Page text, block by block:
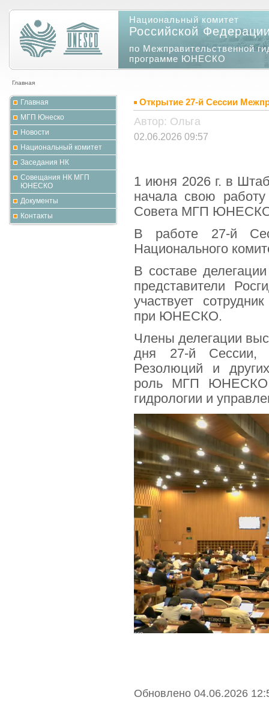
Национальный комитет
Российской
по Межправительственной
программе ЮНЕСКО
Главная
Главная
МГП Юнеско
Новости
Национальный комитет
Заседания НК
Совещания НК МГП
ЮНЕСКО
Документы
Контакты
Открытие 27-й Сессии
Автор: Ольга
02.06.2026 09:57
1 июня 2026 г. в
начала свою
Совета МГП
В работе 27-й
Национального
В составе
представители
участвует
при ЮНЕСКО.
Члены делегации
дня 27-й Сессии,
Резолюций и
роль МГП ЮНЕСКО в
гидрологии и
Обновлено 04.06.2026